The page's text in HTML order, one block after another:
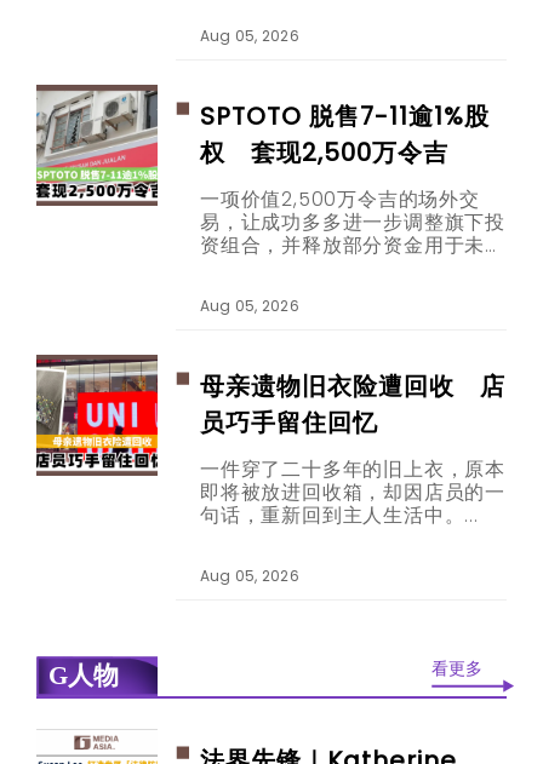
论。
Aug 05, 2026
SPTOTO 脱售7-11逾1%股
权 套现2,500万令吉
一项价值2,500万令吉的场外交
易，让成功多多进一步调整旗下投
资组合，并释放部分资金用于未来
Aug 05, 2026
母亲遗物旧衣险遭回收 店
员巧手留住回忆
一件穿了二十多年的旧上衣，原本
即将被放进回收箱，却因店员的一
句话，重新回到主人生活中。
Aug 05, 2026
G人物 看更多